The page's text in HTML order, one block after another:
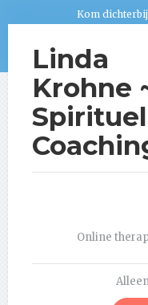
Kom dichterbij
Linda
Krohne
Online